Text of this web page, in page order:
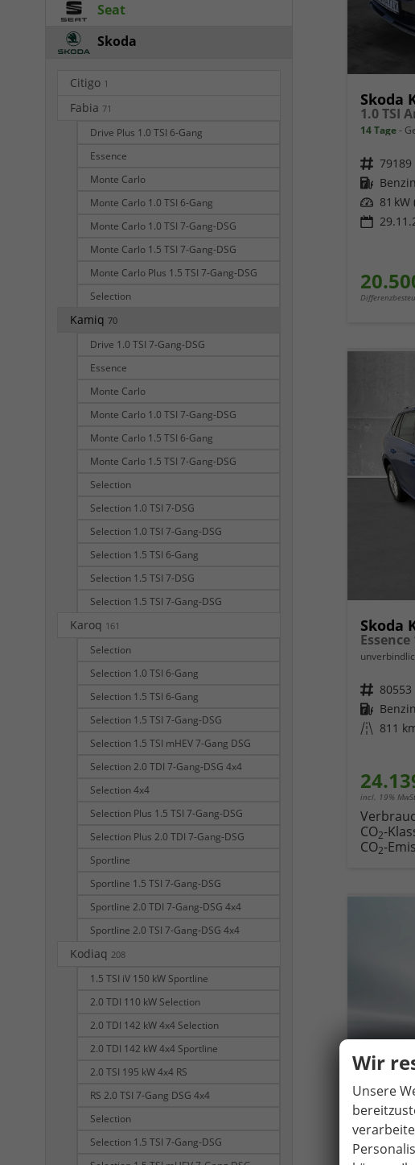
Skoda
1.0 TSI
14 Tage
Fahrzeugnr. 79189
Kraftstoff Benzin
Leistung 81 kW
Skoda
Essence
Fahrzeugnr. 80553
Kraftstoff Benzin
Kilometerstand 811
incl. 19%
CO2-
CO2-
Seat
Skoda
Citigo 1
Fabia 71
Drive Plus 1.0 TSI 6-Gang
Essence
Monte Carlo
Monte Carlo 1.0 TSI 6-Gang
Monte Carlo 1.0 TSI 7-Gang-DSG
Monte Carlo 1.5 TSI 7-Gang-DSG
Monte Carlo Plus 1.5 TSI 7-Gang-DSG
Selection
Kamiq 70
Drive 1.0 TSI 7-Gang-DSG
Essence
Monte Carlo
Monte Carlo 1.0 TSI 7-Gang-DSG
Monte Carlo 1.5 TSI 6-Gang
Monte Carlo 1.5 TSI 7-Gang-DSG
Selection
Selection 1.0 TSI 7-DSG
Selection 1.0 TSI 7-Gang-DSG
Selection 1.5 TSI 6-Gang
Selection 1.5 TSI 7-DSG
Selection 1.5 TSI 7-Gang-DSG
Karoq 161
Selection
Selection 1.0 TSI 6-Gang
Selection 1.5 TSI 6-Gang
Selection 1.5 TSI 7-Gang-DSG
Selection 1.5 TSI mHEV 7-Gang DSG
Selection 2.0 TDI 7-Gang-DSG 4x4
Selection 4x4
Selection Plus 1.5 TSI 7-Gang-DSG
Selection Plus 2.0 TDI 7-Gang-DSG
Sportline
Sportline 1.5 TSI 7-Gang-DSG
Sportline 2.0 TDI 7-Gang-DSG 4x4
Sportline 2.0 TSI 7-Gang-DSG 4x4
Kodiaq 208
1.5 TSI iV 150 kW Sportline
2.0 TDI 110 kW Selection
2.0 TDI 142 kW 4x4 Selection
2.0 TDI 142 kW 4x4 Sportline
2.0 TSI 195 kW 4x4 RS
RS 2.0 TSI 7-Gang DSG 4x4
Selection
Selection 1.5 TSI 7-Gang-DSG
Wir
Unsere